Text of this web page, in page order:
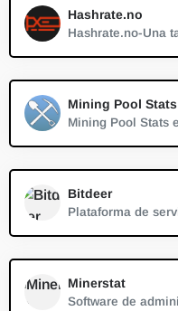
Hashrate.no
Mining Pool Stats
Bitdeer
Minerstat